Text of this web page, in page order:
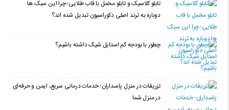
تابلو کلاسیک و تابلو مخمل با قاب طلایی؛ چرا این سبک ها
دوباره به ترند اصلی دکوراسیون تبدیل شده اند؟
چطور با بودجه کم استایل شیک داشته باشیم؟
تزریقات در منزل پاسداران؛ خدمات درمانی سریع، ایمن و حرفه‌ای
در منزل شما